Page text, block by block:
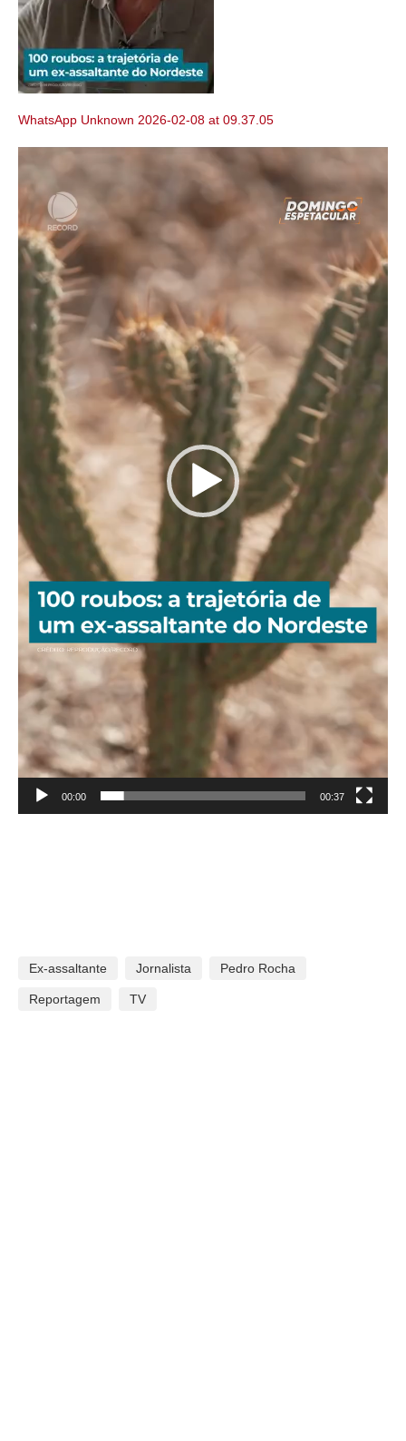
WhatsApp Unknown 2026-02-08 at 09.37.05
de
vídeo
00:00 00:37
Ex-assaltante Jornalista Pedro Rocha
Reportagem TV